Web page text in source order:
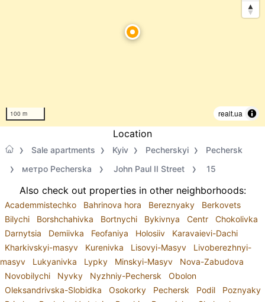
100 m realt.ua
Location
Sale apartments Kyiv Pecherskyi
Pechersk
метро Pecherska
John Paul II Street 15
Also check out properties in other neighborhoods:
Academmistechko Bahrinova hora Bereznyaky
Berkovets
Bilychi
Borshchahivka Bortnychi Bykivnya Centr
Chokolivka
Darnytsia
Demiivka Feofaniya Holosiiv
Karavaievi-Dachi
Kharkivskyi-masyv
Kurenivka Lisovyi-Masyv
Livoberezhnyi-
masyv
Lukyanivka Lypky Minskyi-Masyv
Nova-Zabudova
Novobilychi
Nyvky Nyzhniy-Pechersk
Obolon
Oleksandrivska-Slobidka
Osokorky Pechersk Podil
Poznyaky